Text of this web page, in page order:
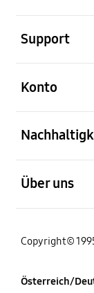
Support
Konto
Über uns
Copyright©
Österreich/